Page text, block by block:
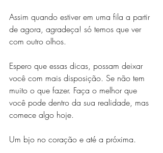
Assim quando estiver em uma fila a partir
de agora, agradeça! só temos que ver
com outro olhos.
Espero que essas dicas, possam deixar
você com mais disposição. Se não tem
muito o que fazer. Faça o melhor que
você pode dentro da sua realidade, mas
comece algo hoje.
Um bjo no coração e até a próxima.